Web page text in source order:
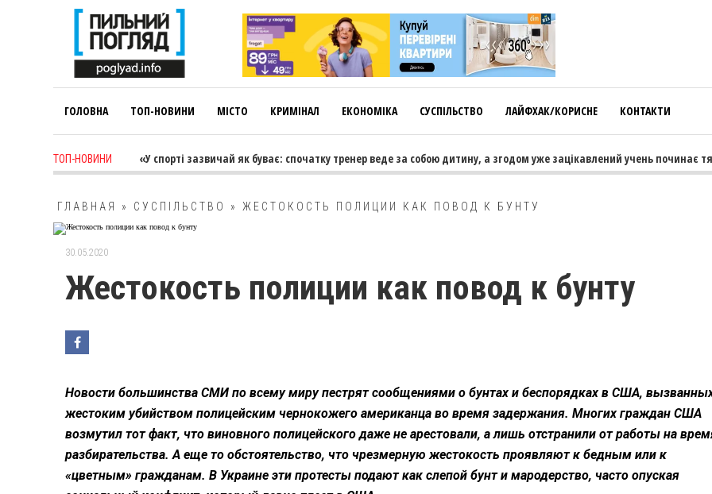
ГОЛОВНА ТОП-НОВИНИ МІСТО КРИМІНАЛ ЕКОНОМІКА СУСПІЛЬСТВО ЛАЙФХАК/КОРИСНЕ КОНТАКТИ
ТОП-НОВИНИ
Коновалова: «У спорті зазвичай як буває: спочатку тренер веде за собою дитину, а згодом уже зацікавлений учень починає тягнути
ГЛАВНАЯ » СУСПІЛЬСТВО » ЖЕСТОКОСТЬ ПОЛИЦИИ КАК ПОВОД К БУНТУ
30.05.2020
Жестокость полиции как повод к бунту
Новости большинства СМИ по всему миру пестрят сообщениями о бунтах и беспорядках в США,
жестоким убийством полицейским чернокожего американца во время задержания. Многих граждан США
возмутил тот факт, что виновного полицейского даже не арестовали, а лишь отстранили от работы на
разбирательства. А еще то обстоятельство, что чрезмерную жестокость проявляют к бедным или к
«цветным» гражданам. В Украине эти протесты подают как слепой бунт и мародерство, часто опуская